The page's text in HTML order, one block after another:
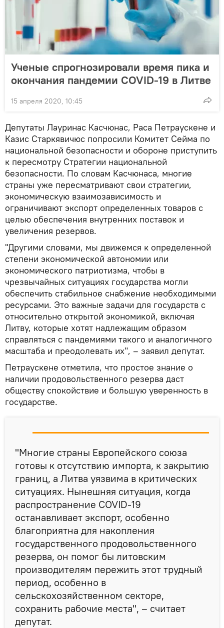
Ученые спрогнозировали время пика и
окончания пандемии COVID-19 в Литве
15 апреля 2020, 10:45
Депутаты Лауринас Касчюнас, Раса Петраускене и
Казис Старкявичюс попросили Комитет Сейма по
национальной безопасности и обороне приступить
к пересмотру Стратегии национальной
безопасности. По словам Касчюнаса, многие
страны уже пересматривают свои стратегии,
экономическую взаимозависимость и
ограничивают экспорт определенных товаров с
целью обеспечения внутренних поставок и
увеличения резервов.
"Другими словами, мы движемся к определенной
степени экономической автономии или
экономического патриотизма, чтобы в
чрезвычайных ситуациях государства могли
обеспечить стабильное снабжение необходимыми
ресурсами. Это важные задачи для государств с
относительно открытой экономикой, включая
Литву, которые хотят надлежащим образом
справляться с пандемиями такого и аналогичного
масштаба и преодолевать их", – заявил депутат.
Петраускене отметила, что простое знание о
наличии продовольственного резерва даст
обществу спокойствие и большую уверенность в
государстве.
"Многие страны Европейского союза
готовы к отсутствию импорта, к закрытию
границ, а Литва уязвима в критических
ситуациях. Нынешняя ситуация, когда
распространение COVID-19
останавливает экспорт, особенно
благоприятна для накопления
государственного продовольственного
резерва, он помог бы литовским
производителям пережить этот трудный
период, особенно в
сельскохозяйственном секторе,
сохранить рабочие места", – считает
депутат.